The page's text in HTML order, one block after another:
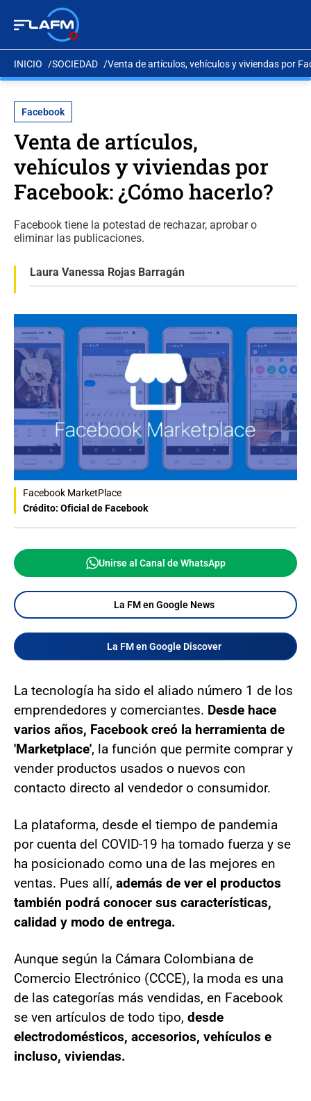
INICIO SOCIEDAD Venta de artículos, vehículos y viviendas por
Facebook
Venta de artículos,
vehículos y viviendas por
Facebook: ¿Cómo hacerlo?
Facebook tiene la potestad de rechazar, aprobar o
eliminar las publicaciones.
Laura Vanessa Rojas Barragán
Facebook MarketPlace
Crédito: Oficial de Facebook
Unirse al Canal de WhatsApp
La FM en Google News
La FM en Google Discover
La tecnología ha sido el aliado número 1 de los
emprendedores y comerciantes. Desde hace
varios años, Facebook creó la herramienta de
'Marketplace', la función que permite comprar y
vender productos usados o nuevos con
contacto directo al vendedor o consumidor.
La plataforma, desde el tiempo de pandemia
por cuenta del COVID-19 ha tomado fuerza y se
ha posicionado como una de las mejores en
ventas. Pues allí, además de ver el productos
también podrá conocer sus características,
calidad y modo de entrega.
Aunque según la Cámara Colombiana de
Comercio Electrónico (CCCE), la moda es una
de las categorías más vendidas, en Facebook
se ven artículos de todo tipo, desde
electrodomésticos, accesorios, vehículos e
incluso, viviendas.